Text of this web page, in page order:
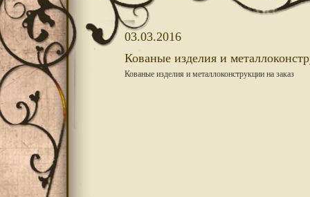
03.03.2016
Кованые изделия и
Кованые изделия и металлоконструкции на заказ